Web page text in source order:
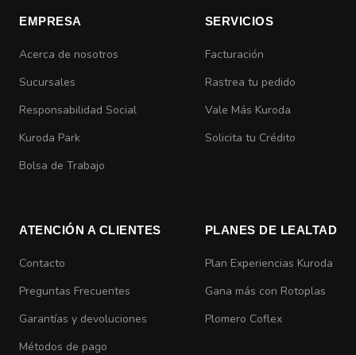
EMPRESA
Acerca de nosotros
Sucursales
Responsabilidad Social
Kuroda Park
Bolsa de Trabajo
SERVICIOS
Facturación
Rastrea tu pedido
Vale Más Kuroda
Solicita tu Crédito
ATENCIÓN A CLIENTES
Contacto
Preguntas Frecuentes
Garantías y devoluciones
Métodos de pago
PLANES DE LEALTAD
Plan Experiencias Kuroda
Gana más con Rotoplas
Plomero Coflex